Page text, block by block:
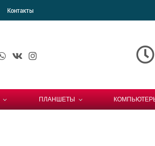
Контакты
ПЛАНШЕТЫ